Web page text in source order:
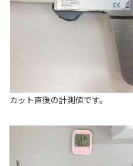
カット直後の計測値です。